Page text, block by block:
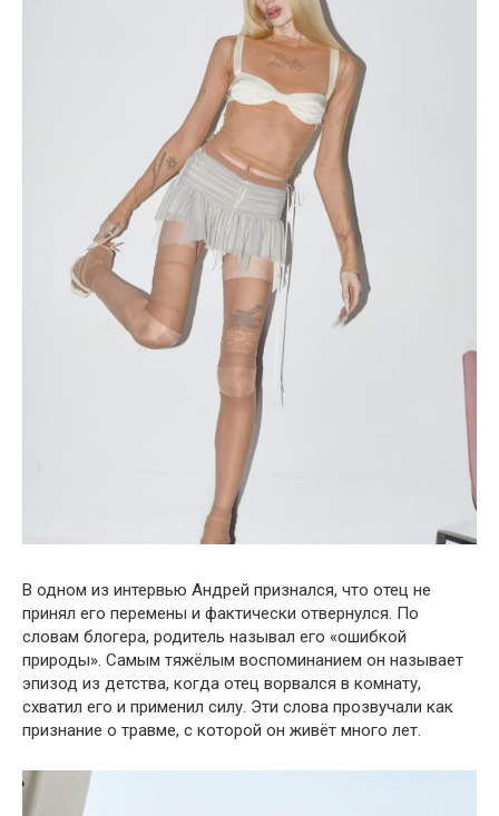
В одном из интервью Андрей признался, что отец не
принял его перемены и фактически отвернулся. По
словам блогера, родитель называл его «ошибкой
природы». Самым тяжёлым воспоминанием он называет
эпизод из детства, когда отец ворвался в комнату,
схватил его и применил силу. Эти слова прозвучали как
признание о травме, с которой он живёт много лет.